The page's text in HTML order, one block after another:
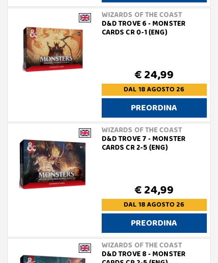
WIZARDS OF THE COAST
D&D TROVE 6 - MONSTER
CARDS CR 0-1 (ENG)
€ 24,99
DAL 18 AGOSTO 26
PREORDINA
WIZARDS OF THE COAST
D&D TROVE 7 - MONSTER
CARDS CR 2-5 (ENG)
€ 24,99
DAL 18 AGOSTO 26
PREORDINA
WIZARDS OF THE COAST
D&D TROVE 8 - MONSTER